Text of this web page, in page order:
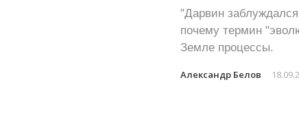
"Дарвин
почему термин
Земле процессы.
Александр Белов